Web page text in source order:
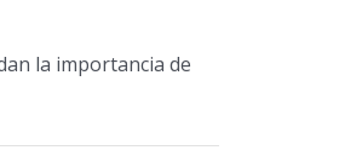
la importancia de